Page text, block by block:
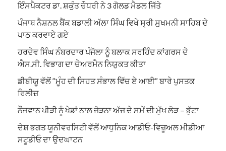
ਇੰਸਪੈਕਟਰ ਡਾ. ਸ਼ਕੁੰਤ ਚੌਧਰੀ ਨੇ 3 ਗੋਲਡ ਮੈਡਲ ਜਿੱਤੇ
ਪੰਜਾਬ ਨੈਸ਼ਨਲ ਬੈਂਕ ਬਡਾਲੀ ਅੱਲਾ ਸਿੰਘ ਵਿਖੇ ਸ੍ਰੀ ਸੁਖਮਨੀ ਸਾਹਿਬ ਦੇ
ਪਾਠ ਕਰਵਾਏ ਗਏ
ਹਰਦੇਵ ਸਿੰਘ ਨੰਬਰਦਾਰ ਪੰਜੋਲਾ ਨੂੰ ਬਲਾਕ ਸਰਹਿੰਦ ਕਾਂਗਰਸ ਦੇ
ਐਸ.ਸੀ. ਵਿਭਾਗ ਦਾ ਚੇਅਰਮੈਨ ਨਿਯੁਕਤ ਕੀਤਾ
ਡੀਬੀਯੂ ਵੱਲੋਂ “ਮੂੰਹ ਦੀ ਸਿਹਤ ਸੰਭਾਲ ਵਿੱਚ ਏ ਆਈ” ਬਾਰੇ ਪੁਸਤਕ
ਰਿਲੀਜ਼
ਨੌਜਵਾਨ ਪੀੜੀ ਨੂੰ ਖੇਡਾਂ ਨਾਲ ਜੋੜਨਾ ਅੱਜ ਦੇ ਸਮੇਂ ਦੀ ਮੁੱਖ ਲੋੜ – ਭੁੱਟਾ
ਦੇਸ਼ ਭਗਤ ਯੂਨੀਵਰਸਿਟੀ ਵੱਲੋਂ ਆਧੁਨਿਕ ਆਡੀਓ-ਵਿਜ਼ੂਅਲ ਮੀਡੀਆ
ਸਟੂਡੀਓ ਦਾ ਉਦਘਾਟਨ